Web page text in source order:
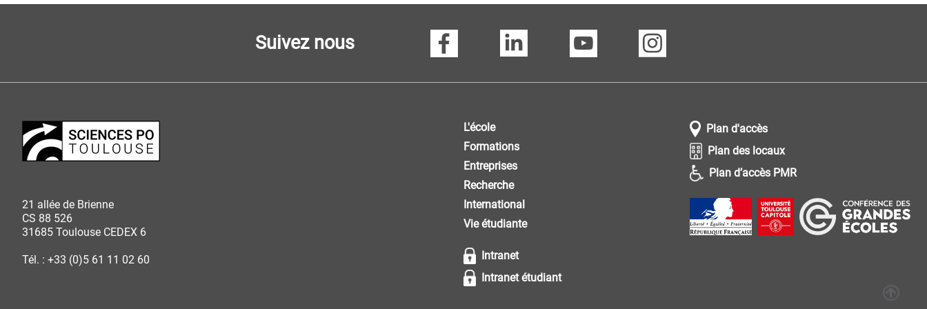
Suivez nous
21 allée de Brienne
CS 88 526
31685 Toulouse CEDEX 6
Tél. : +33 (0)5 61 11 02 60
L'école
Formations
Entreprises
Recherche
International
Vie étudiante
Intranet
Intranet étudiant
Plan d'accès
Plan des locaux
Plan d’accès PMR